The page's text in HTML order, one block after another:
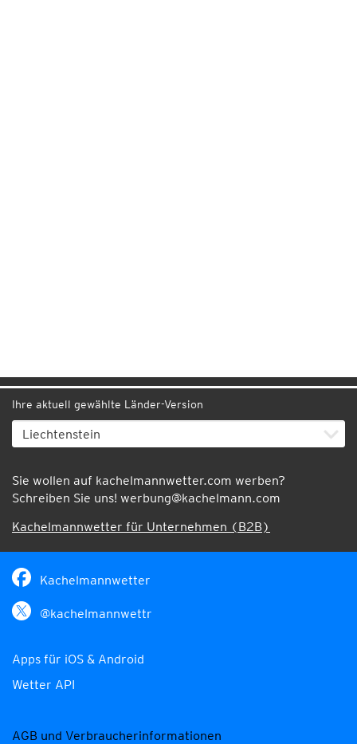
Ihre aktuell gewählte Länder-Version
Sie wollen auf kachelmannwetter.com werben?
Schreiben Sie uns! werbung@kachelmann.com
Kachelmannwetter für Unternehmen (B2B)
Kachelmannwetter
@kachelmannwettr
Apps für iOS & Android
Wetter API
AGB und Verbraucherinformationen